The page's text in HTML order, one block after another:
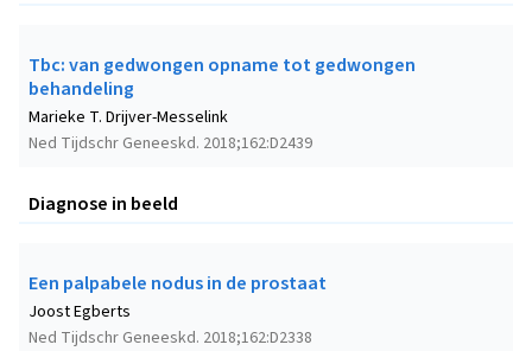
Tbc: van gedwongen opname tot gedwongen
behandeling
Ned Tijdschr Geneeskd. 2018;162:D2439
Marieke T. Drijver-Messelink
Diagnose in beeld
Een palpabele nodus in de prostaat
Ned Tijdschr Geneeskd. 2018;162:D2338
Joost Egberts